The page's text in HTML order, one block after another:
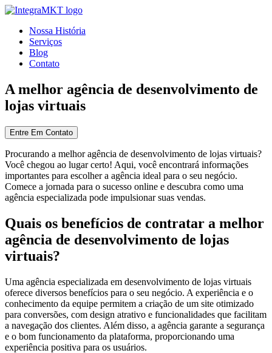
Nossa História
Serviços
Blog
Contato
A melhor agência de desenvolvimento de
lojas virtuais
Entre Em Contato
Procurando a melhor agência de desenvolvimento de lojas virtuais?
Você chegou ao lugar certo! Aqui, você encontrará informações
importantes para escolher a agência ideal para o seu negócio.
Comece a jornada para o sucesso online e descubra como uma
agência especializada pode impulsionar suas vendas.
Quais os benefícios de contratar a melhor
agência de desenvolvimento de lojas
virtuais?
Uma agência especializada em desenvolvimento de lojas virtuais
oferece diversos benefícios para o seu negócio. A experiência e o
conhecimento da equipe permitem a criação de um site otimizado
para conversões, com design atrativo e funcionalidades que facilitam
a navegação dos clientes. Além disso, a agência garante a segurança
e o bom funcionamento da plataforma, proporcionando uma
experiência positiva para os usuários.